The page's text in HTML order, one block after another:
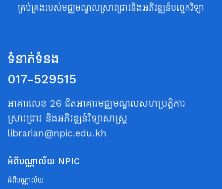
គ្រប់គ្រងរបស់មជ្ឈមណ្ឌលស្រាវជ្រាវនិងអភិវឌ្ឍន៍បច្ចេកវិទ្យា
ទំនាក់ទំនង
017-529515
អាគារលេខ 26 ជិតអាគារមជ្ឈមណ្ឌលសហប្រត្តិការ
ស្រាវជ្រាវ និងអភិវឌ្ឍន៍វិទ្យាសាស្ត្រ
librarian@npic.edu.kh
អំពីបណ្ណាល័យ NPIC
អំពីបណ្ណាល័យ